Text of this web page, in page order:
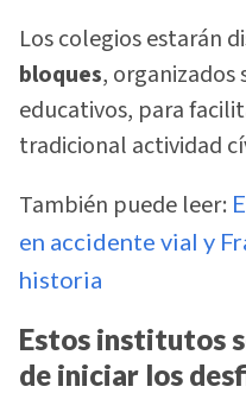
Los colegios estarán
bloques,
educativos, para
tradicional actividad
También puede leer:
en accidente vial y
historia
Estos institutos
de iniciar los